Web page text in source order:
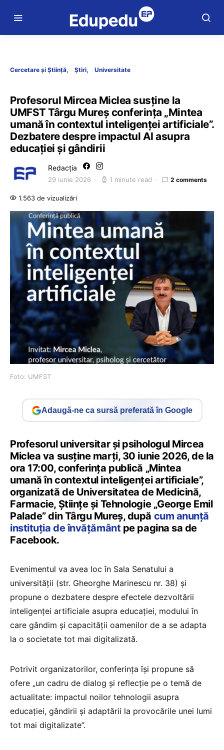
Cercetare și Știință Știri Universitate
Profesorul Mircea Miclea susține la
UMFST Târgu Mureș conferința „Mintea
umană în contextul inteligenței artificiale”.
Dezbatere despre impactul AI asupra
educației și gândirii
Redacția
29 iunie 2026 1 minute read 2 comments
1.563 de vizualizări
Foto: UMFST
Adaugă-ne ca sursă preferată în Google
Profesorul universitar și psihologul Mircea
Miclea va susține marți, 30 iunie 2026, de la
ora 17:00, conferința publică „Mintea
umană în contextul inteligenței artificiale”,
organizată de Universitatea de Medicină,
Farmacie, Științe și Tehnologie „George Emil
Palade” din Târgu Mureș, după cum anunță
instituția de învățământ pe pagina sa de
Facebook.
Evenimentul va avea loc în Sala Senatului a
universității (str. Gheorghe Marinescu nr. 38) și
propune o dezbatere despre efectele dezvoltării
inteligenței artificiale asupra educației, modului în
care gândim și capacității oamenilor de a se adapta
la o societate tot mai digitalizată.
Potrivit organizatorilor, conferința își propune să
ofere „un cadru de dialog și reflecție pe o temă de
actualitate: impactul noilor tehnologii asupra
educației, gândirii și adaptării la provocările unei lumi
tot mai digitalizate”.